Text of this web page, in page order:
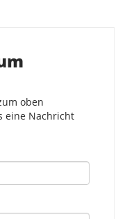
oben
eine Nachricht